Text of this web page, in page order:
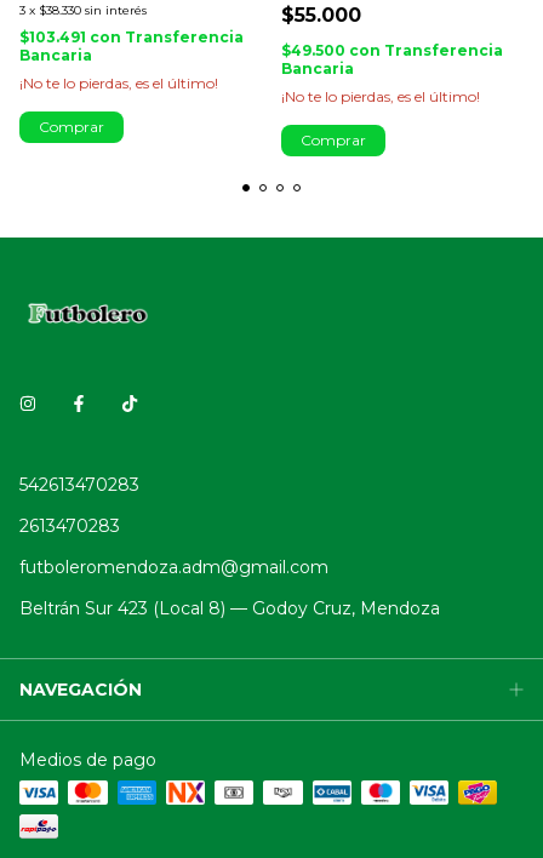
3 x $38.330 sin interés
$103.491 con Transferencia
Bancaria
¡No te lo pierdas, es el último!
Comprar
$55.000
$49.500 con Transferencia
Bancaria
¡No te lo pierdas, es el último!
Comprar
542613470283
2613470283
futboleromendoza.adm@gmail.com
Beltrán Sur 423 (Local 8) — Godoy Cruz, Mendoza
NAVEGACIÓN
Medios de pago